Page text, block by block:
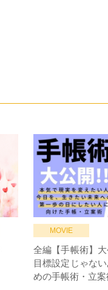
MOVIE
全編【手帳術】
目標設定じゃな
めの手帳術・立案